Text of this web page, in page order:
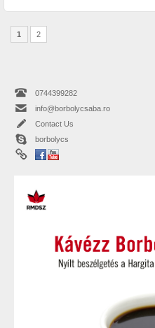
1 2
0744399282
info@borbolycsaba.ro
Contact Us
borbolycs